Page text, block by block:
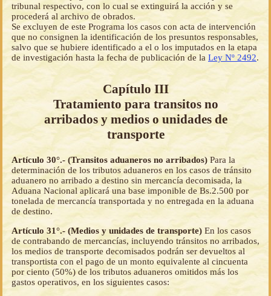
tribunal respectivo, con lo cual se extinguirá la acción y se
procederá al archivo de obrados.
Se excluyen de este Programa los casos con acta de intervención
que no consignen la identificación de los presuntos responsables,
salvo que se hubiere identificado a el o los imputados en la etapa
de investigación hasta la fecha de publicación de la Ley Nº 2492.
Capítulo III
Tratamiento para transitos no
arribados y medios o unidades de
transporte
Artículo 30°.- (Transitos aduaneros no arribados) Para la
determinación de los tributos aduaneros en los casos de tránsito
aduanero no arribado a destino sin mercancía decomisada, la
Aduana Nacional aplicará una base imponible de Bs.2.500 por
tonelada de mercancía transportada y no entregada en la aduana
de destino.
Artículo 31°.- (Medios y unidades de transporte) En los casos
de contrabando de mercancías, incluyendo tránsitos no arribados,
los medios de transporte decomisados podrán ser devueltos al
transportista con el pago de un monto equivalente al cincuenta
por ciento (50%) de los tributos aduaneros omitidos más los
gastos operativos, en los siguientes casos: